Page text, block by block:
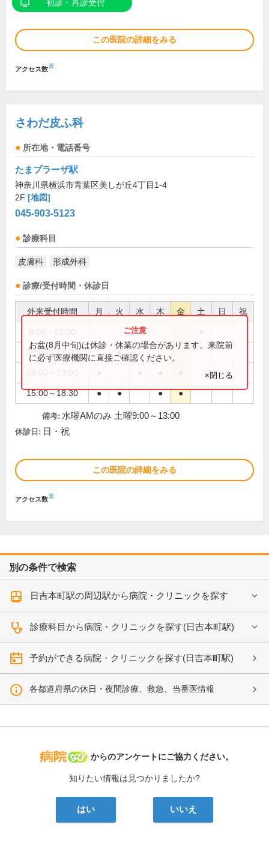
初診・再診受付
この医院の詳細をみる
アクセス数※
さわだ皮ふ科
所在地・電話番号
たまプラーザ駅
神奈川県横浜市青葉区美しが丘4丁目1-4
2F [地図]
045-903-5123
診療科目
皮膚科 形成外科
診療/受付時間・休診日
外来受付時間 月 火 水 木 金 土 日 祝
10:00～12:00 ●
15:00～18:30 ● ● ● ●
お盆(8月中旬)は休診・休業の場合があります。来院前
に必ず医療機関に直接ご確認ください。
×閉じる
備考: 水曜AMのみ 土曜9:00～13:00
休診日: 日・祝
この医院の詳細をみる
アクセス数※
別の条件で検索
日吉本町駅の周辺駅から病院・クリニックを探す
診療科目から病院・クリニックを探す(日吉本町駅)
予約ができる病院・クリニックを探す(日吉本町駅)
各都道府県の休日・夜間診療、救急、当番医情報
病院なび
からのアンケートにご協力ください。
知りたい情報は見つかりましたか?
はい いいえ